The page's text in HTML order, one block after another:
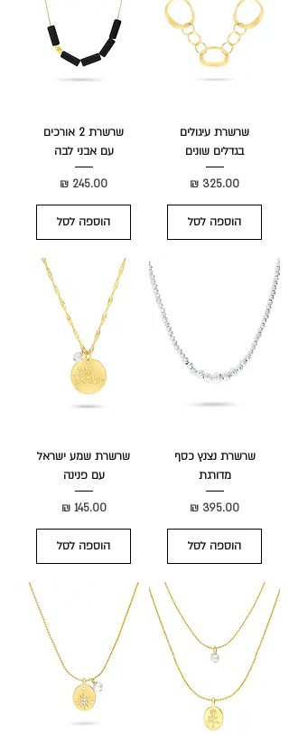
שרשרת עיגולים
בגדלים שונים
מחיר
הוספה לסל
שרשרת 2 אורכים
עם אבני לבה
מחיר
הוספה לסל
שרשרת נצנץ כסף
מדורגת
מחיר
הוספה לסל
שרשרת שמע ישראל
עם פנינה
מחיר‏145.00 ‏₪
הוספה לסל